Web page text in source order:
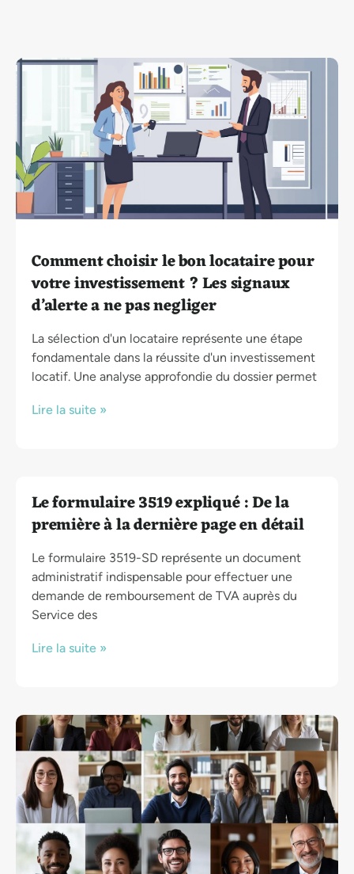
Comment choisir le bon locataire pour
votre investissement ? Les signaux
d’alerte a ne pas negliger
La sélection d'un locataire représente une étape
fondamentale dans la réussite d'un investissement
locatif. Une analyse approfondie du dossier permet
Lire la suite »
Le formulaire 3519 expliqué : De la
première à la dernière page en détail
Le formulaire 3519-SD représente un document
administratif indispensable pour effectuer une
demande de remboursement de TVA auprès du
Service des
Lire la suite »